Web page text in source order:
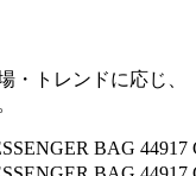
・トレンドに応じ、